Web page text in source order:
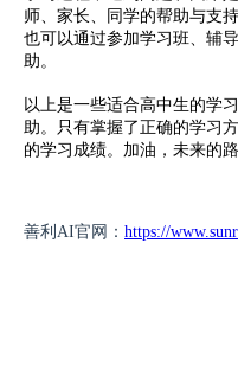
师、家长、同学的帮助与支
也可以通过参加学习班、辅
助。
以上是一些适合高中生的学
助。只有掌握了正确的学习
的学习成绩。加油，未来的
善利AI官网： https://